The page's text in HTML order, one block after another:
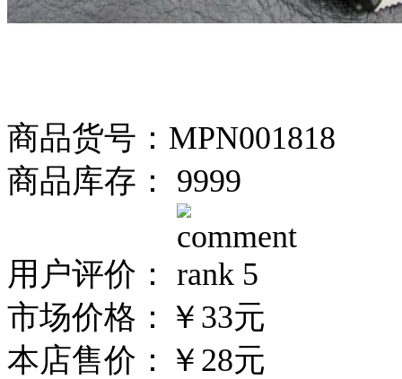
商品货号：MPN001818
商品库存： 9999
用户评价：
市场价格： ￥33元
本店售价： ￥28元